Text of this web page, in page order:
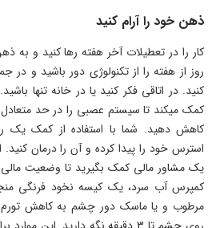
ذهن خود را آرام کنید
کار را در تعطیلات آخر هفته رها کنید و
روز از هفته را از تکنولوژی دور باشید و
کنید. در اتاقی فکر کنید یا در خانه تنها
کمک می­کند تا سیستم عصبی را در حد
کاهش دهید. شما با استفاده از کمک یک
استرس خود را پیدا کرده و آن را درمان
یک مشاور مالی کمک بگیرید تا وضعیت
کمپرس آب سرد، یک کیسه نخود فرنگی
مرطوب و یا ماسک دور چشم به کاهش تورم